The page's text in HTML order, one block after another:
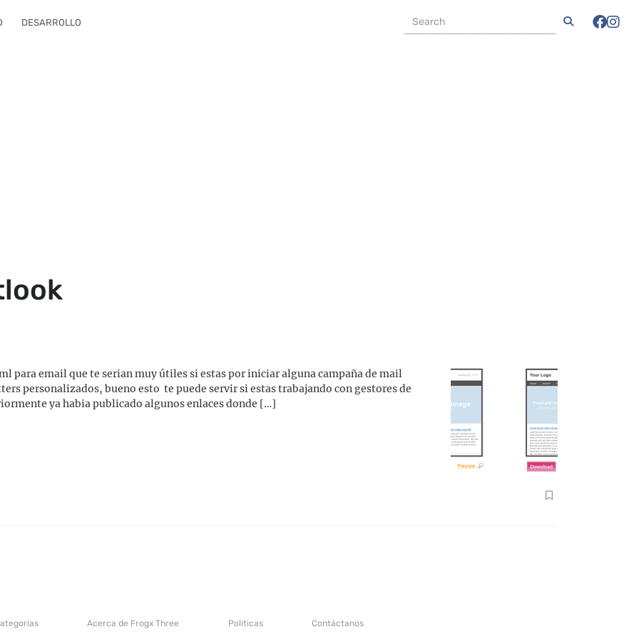
DESARROLLO
para email que te serian muy útiles si estas por iniciar alguna campaña de mail
personalizados, bueno esto te puede servir si estas trabajando con gestores de
ya habia publicado algunos enlaces donde […]
Acerca de Frogx Three Politicas Contáctanos